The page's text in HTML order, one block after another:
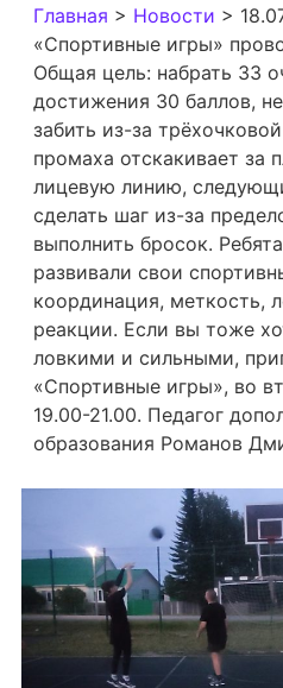
Главная > Новости >
«Спортивные игры»
Общая цель: набрать 33
достижения 30 баллов,
забить из-за
промаха отскакивает за
лицевую линию,
сделать шаг из-за
выполнить бросок.
развивали свои
координация, меткость,
реакции. Если вы тоже
ловкими и сильными,
«Спортивные игры», во
19.00-21.00. Педагог
образования Романов